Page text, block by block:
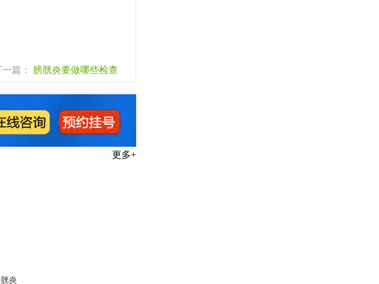
篇： 膀胱炎要做哪些检查
更多+
炎